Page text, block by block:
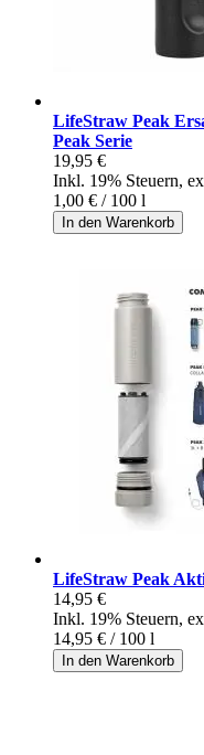
LifeStraw Peak
Peak Serie
19,95 €
Inkl. 19% Steuern,
1,00 € / 100 l
In den Warenkorb
LifeStraw Peak
14,95 €
Inkl. 19% Steuern,
14,95 € / 100 l
In den Warenkorb